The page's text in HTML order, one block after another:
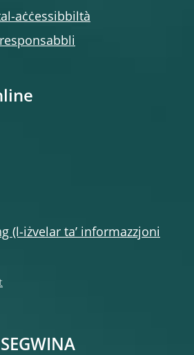
aċċessibbiltà
(l-iżvelar ta’ informazzjoni
SEGWINA